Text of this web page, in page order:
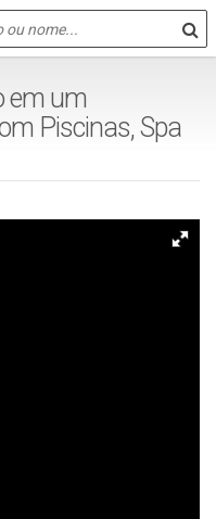
em um
Piscinas, Spa